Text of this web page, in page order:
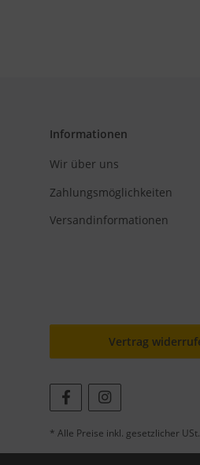
Informationen
Wir über uns
Zahlungsmöglichkeiten
Versandinformationen
Vertrag
* Alle Preise inkl. gesetzlicher